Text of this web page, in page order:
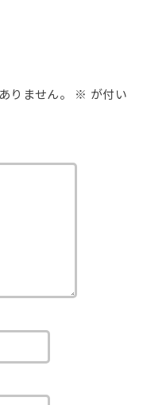
りません。 ※ が付い